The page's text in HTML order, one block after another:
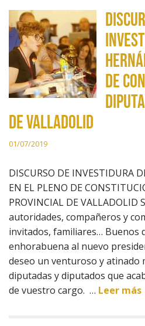
DE
DE VALLADOLID
01/07/2019
DISCURSO DE INVESTIDURA
EN EL PLENO DE
PROVINCIAL DE
autoridades, compañeros y
invitados, familiares… Buenos
enhorabuena al nuevo
deseo un venturoso y atinado
diputadas y diputados que
de vuestro cargo. … Leer más